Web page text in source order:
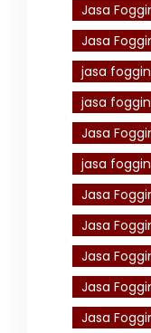
Jasa
Jasa
jasa
jasa
Jasa
jasa
Jasa
Jasa
Jasa
Jasa
Jasa